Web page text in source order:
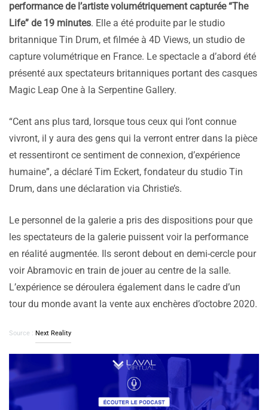
performance de l’artiste volumétriquement capturée “The
Life” de 19 minutes. Elle a été produite par le studio
britannique Tin Drum, et filmée à 4D Views, un studio de
capture volumétrique en France. Le spectacle a d’abord été
présenté aux spectateurs britanniques portant des casques
Magic Leap One à la Serpentine Gallery.
“Cent ans plus tard, lorsque tous ceux qui l’ont connue
vivront, il y aura des gens qui la verront entrer dans la pièce
et ressentiront ce sentiment de connexion, d’expérience
humaine”, a déclaré Tim Eckert, fondateur du studio Tin
Drum, dans une déclaration via Christie’s.
Le personnel de la galerie a pris des dispositions pour que
les spectateurs de la galerie puissent voir la performance
en réalité augmentée. Ils seront debout en demi-cercle pour
voir Abramovic en train de jouer au centre de la salle.
L’expérience se déroulera également dans le cadre d’un
tour du monde avant la vente aux enchères d’octobre 2020.
Source : Next Reality